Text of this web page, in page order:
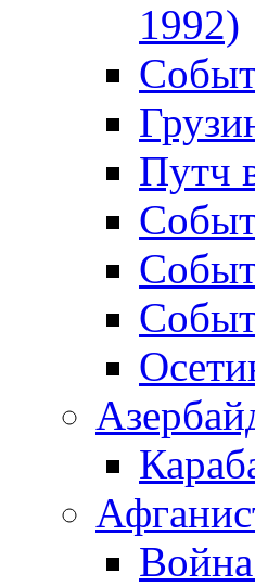
1992)
Путч